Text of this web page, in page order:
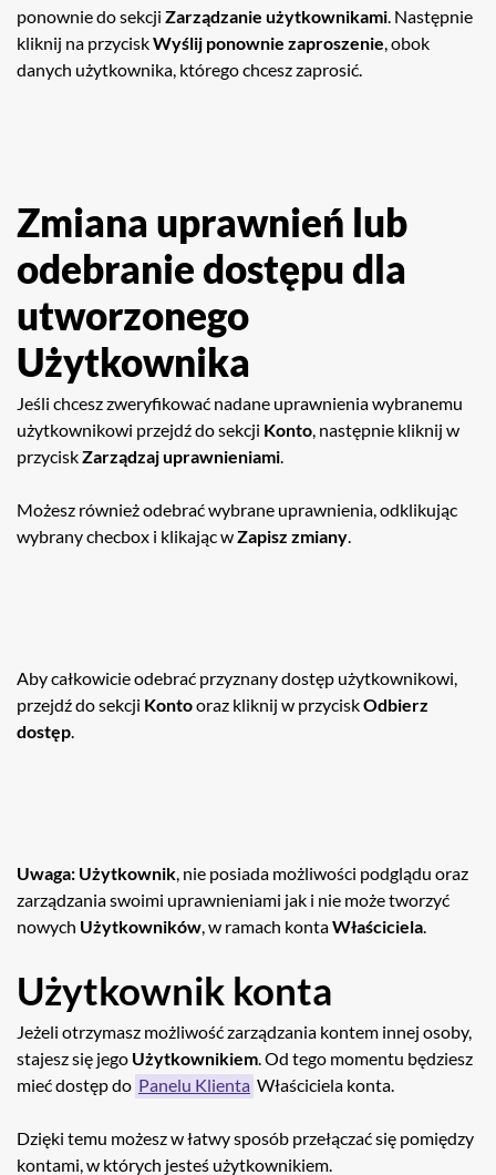
ponownie do sekcji Zarządzanie użytkownikami. Następnie
kliknij na przyciskWyślij ponownie zaproszenie, obok
danych użytkownika, którego chcesz zaprosić.
Zmiana uprawnień lub
odebranie dostępu dla
utworzonego
Użytkownika
Jeśli chcesz zweryfikować nadane uprawnienia wybranemu
użytkownikowi przejdź do sekcji Konto, następnie kliknij w
przyciskZarządzaj uprawnieniami.
Możesz również odebrać wybrane uprawnienia, odklikując
wybrany checbox i klikając wZapisz zmiany.
Aby całkowicie odebrać przyznany dostęp użytkownikowi,
przejdź do sekcji Kontooraz kliknij w przyciskOdbierz
dostęp.
Uwaga: Użytkownik, nie posiada możliwości podglądu oraz
zarządzania swoimi uprawnieniami jak i nie może tworzyć
nowych Użytkowników, w ramach kontaWłaściciela.
Użytkownik konta
Jeżeli otrzymasz możliwość zarządzania kontem innej osoby,
stajesz się jego Użytkownikiem. Od tego momentu będziesz
mieć dostęp do Panelu Klienta Właściciela konta.
Dzięki temu możesz w łatwy sposób przełączać się pomiędzy
kontami, w których jesteś użytkownikiem.